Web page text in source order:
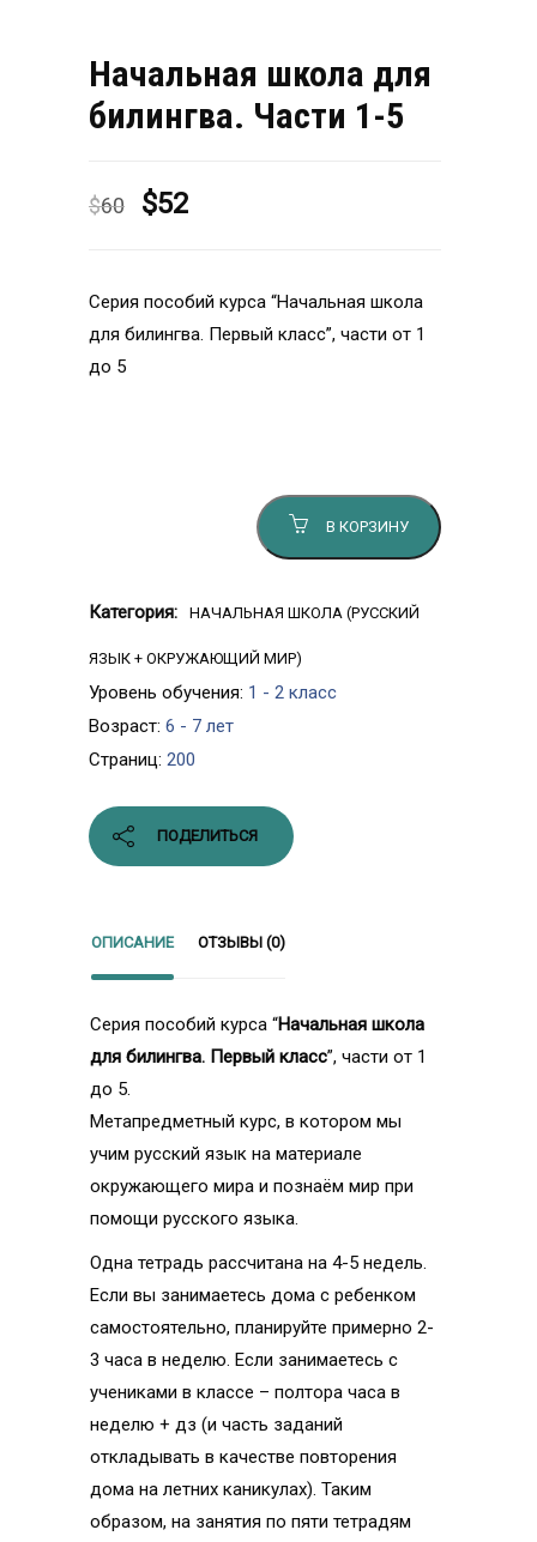
Начальная школа для
билингва. Части 1-5
$60
Первоначальная
$60.
$52Текущая
Серия пособий курса “Начальная школа
для билингва. Первый класс”, части от 1
до 5
В КОРЗИНУ
Категория: НАЧАЛЬНАЯ ШКОЛА (РУССКИЙ
ЯЗЫК + ОКРУЖАЮЩИЙ МИР)
Уровень обучения: 1 - 2 класс
Возраст: 6 - 7 лет
Страниц: 200
ПОДЕЛИТЬСЯ
ОПИСАНИЕ ОТЗЫВЫ (0)
Серия пособий курса “Начальная школа
для билингва. Первый класс”, части от 1
до 5.
Метапредметный курс, в котором мы
учим русский язык на материале
окружающего мира и познаём мир при
помощи русского языка.
Одна тетрадь рассчитана на 4-5 недель.
Если вы занимаетесь дома с ребенком
самостоятельно, планируйте примерно 2-
3 часа в неделю. Если занимаетесь с
учениками в классе – полтора часа в
неделю + дз (и часть заданий
откладывать в качестве повторения
дома на летних каникулах). Таким
образом, на занятия по пяти тетрадям